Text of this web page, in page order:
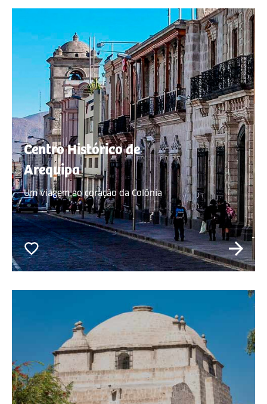
Centro Histórico de
Arequipa
Um viagem ao coração da Colônia